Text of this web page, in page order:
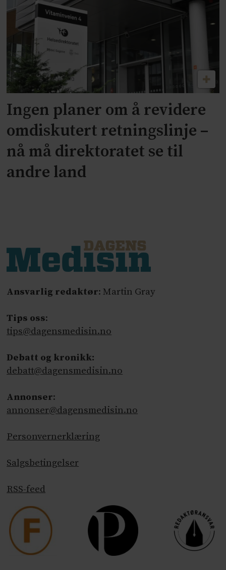
Ingen planer om å revidere
omdiskutert retningslinje –
nå må direktoratet se til
andre land
Ansvarlig redaktør: Martin Gray
Tips oss:
tips@dagensmedisin.no
Debatt og kronikk:
debatt@dagensmedisin.no
Annonser:
annonser@dagensmedisin.no
Personvernerklæring
Salgsbetingelser
RSS-feed